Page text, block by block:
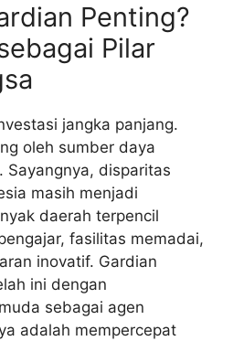
Penting?
Pilar
jangka panjang.
oleh sumber daya
Sayangnya, disparitas
masih menjadi
daerah terpencil
fasilitas memadai,
inovatif. Gardian
ini dengan
sebagai agen
adalah mempercepat